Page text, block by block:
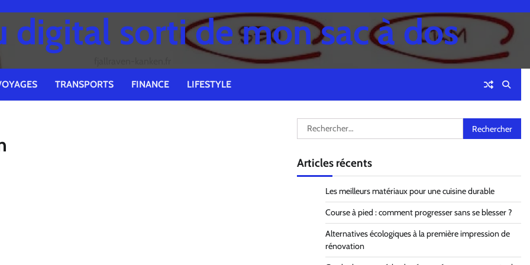
digital sorti de mon sac à dos
TRANSPORTS FINANCE LIFESTYLE
Rechercher :
Articles récents
Les meilleurs matériaux pour une cuisine durable
Course à pied : comment progresser sans se blesser ?
Alternatives écologiques à la première impression de
rénovation